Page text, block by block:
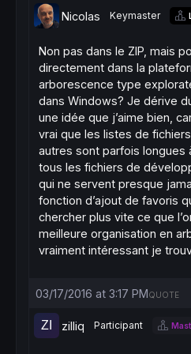
Nicolas Keymaster
Non pas dans le ZIP, mais
directement dans la
arborescence type
dans Windows? Je dérive
une idée que j’aime bien,
vrai que les listes de
autres sont parfois longues
tous les fichiers de
qui ne servent presque
fonction d’ajout de favoris
chercher plus vite ce que
meilleure organisation en
vraiment intéressant je
03/17/2016 at 3:17 PMQUOTE
zilliq Participant